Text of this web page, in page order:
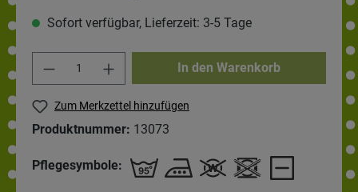
Sofort verfügbar, Lieferzeit: 3-5 Tage
In den Warenkorb
Zum Merkzettel hinzufügen
Produktnummer: 13073
Pflegesymbole: